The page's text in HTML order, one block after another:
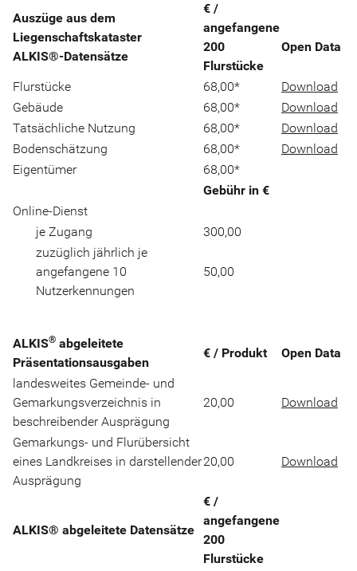
Auszüge aus dem
Liegenschaftskataster
ALKIS®-Datensätze
€ /
angefangene
200
Flurstücke
Open Data
Flurstücke 68,00*
Download
Gebäude
68,00*
Download
Tatsächliche Nutzung
68,00*
Download
Bodenschätzung
68,00*
Download
Eigentümer
68,00*
Gebühr in €
Online-Dienst
je Zugang
300,00
zuzüglich jährlich je
angefangene 10
Nutzerkennungen
50,00
ALKIS® abgeleitete
Präsentationsausgaben
€ / Produkt
Open Data
landesweites Gemeinde- und
Gemarkungsverzeichnis in
beschreibender Ausprägung
20,00 Download
Gemarkungs- und Flurübersicht
eines Landkreises in darstellender
Ausprägung
20,00 Download
ALKIS® abgeleitete Datensätze
€ /
angefangene
200
Flurstücke